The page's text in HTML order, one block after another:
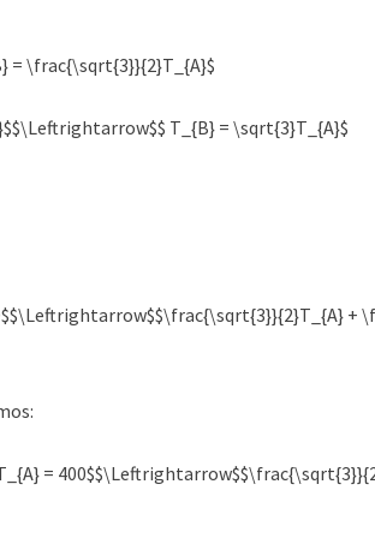
= \frac{\sqrt{3}}{2}T_{A}$
T_{B} = \sqrt{3}T_{A}$
+
=